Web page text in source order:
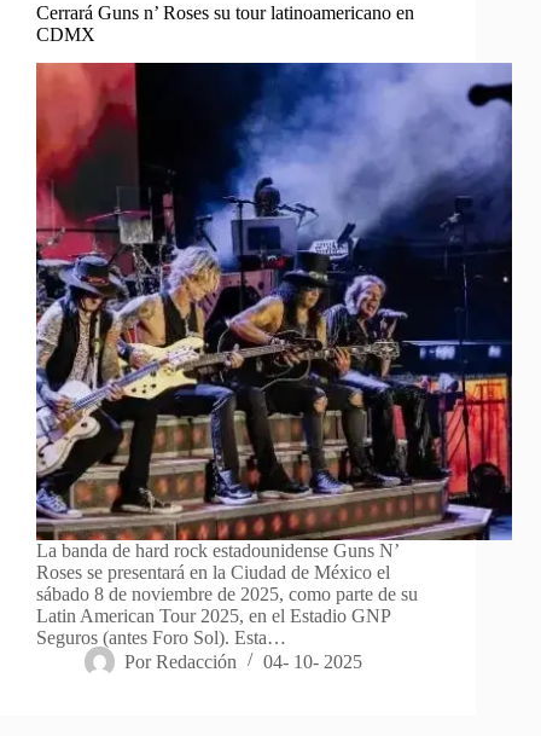
Cerrará Guns n’ Roses su tour latinoamericano en
CDMX
La banda de hard rock estadounidense Guns N’
Roses se presentará en la Ciudad de México el
sábado 8 de noviembre de 2025, como parte de su
Latin American Tour 2025, en el Estadio GNP
Seguros (antes Foro Sol). Esta…
Por Redacción 04- 10- 2025